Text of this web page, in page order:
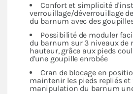
Confort et simplicité
verrouillage/déverrouillage
du barnum avec des
Possibilité de moduler
du barnum sur 3 niveaux de
hauteur, grâce aux pieds
d'une goupille enrobée
Cran de blocage en
maintenir les pieds repliés
manipulation du barnum